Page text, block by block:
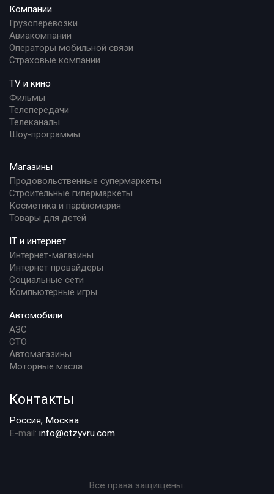
Компании
Грузоперевозки
Авиакомпании
Операторы мобильной связи
Страховые компании
TV и кино
Фильмы
Телепередачи
Телеканалы
Шоу-программы
Магазины
Продовольственные супермаркеты
Строительные гипермаркеты
Косметика и парфюмерия
Товары для детей
IT и интернет
Интернет-магазины
Интернет провайдеры
Социальные сети
Компьютерные игры
Автомобили
АЗС
СТО
Автомагазины
Моторные масла
Контакты
Россия, Москва
E-mail: info@otzyvru.com
Все права защищены.